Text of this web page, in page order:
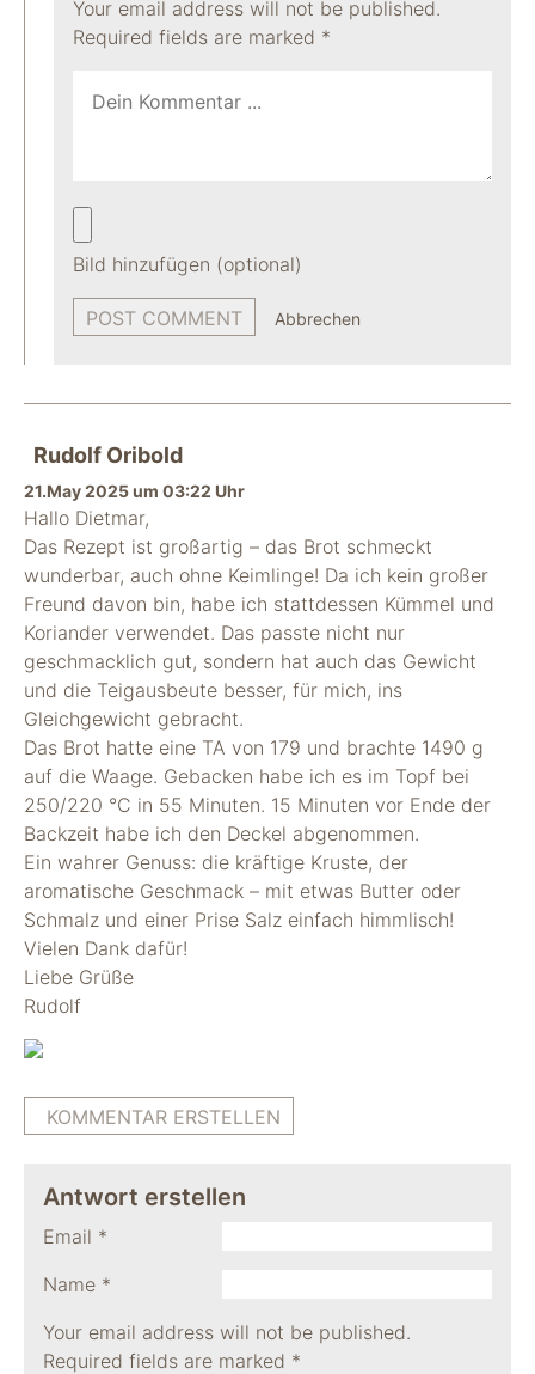
Your email address will not be published.
Required fields are marked *
Bild hinzufügen (optional)
Abbrechen
Rudolf Oribold
21.May 2025 um 03:22 Uhr
Hallo Dietmar,
Das Rezept ist großartig – das Brot schmeckt
wunderbar, auch ohne Keimlinge! Da ich kein großer
Freund davon bin, habe ich stattdessen Kümmel und
Koriander verwendet. Das passte nicht nur
geschmacklich gut, sondern hat auch das Gewicht
und die Teigausbeute besser, für mich, ins
Gleichgewicht gebracht.
Das Brot hatte eine TA von 179 und brachte 1490 g
auf die Waage. Gebacken habe ich es im Topf bei
250/220 °C in 55 Minuten. 15 Minuten vor Ende der
Backzeit habe ich den Deckel abgenommen.
Ein wahrer Genuss: die kräftige Kruste, der
aromatische Geschmack – mit etwas Butter oder
Schmalz und einer Prise Salz einfach himmlisch!
Vielen Dank dafür!
Liebe Grüße
Rudolf
KOMMENTAR ERSTELLEN
Antwort erstellen
Your email address will not be published.
Required fields are marked *
Name *
Email *